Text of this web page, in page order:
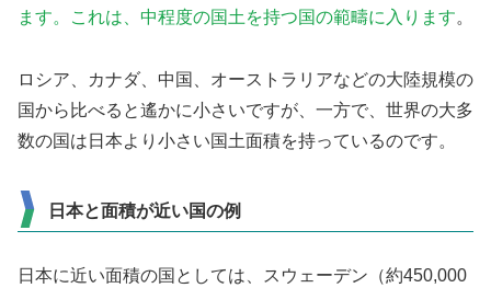
ます。これは、中程度の国土を持つ国の範疇に入ります。
ロシア、カナダ、中国、オーストラリアなどの大陸規模の
国から比べると遙かに小さいですが、一方で、世界の大多
数の国は日本より小さい国土面積を持っているのです。
日本と面積が近い国の例
日本に近い面積の国としては、スウェーデン（約450,000